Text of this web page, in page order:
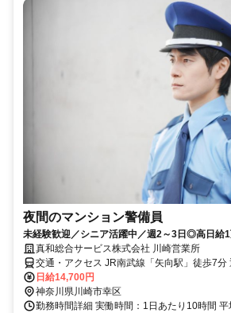
夜間のマンション警備員
未経験歓迎／シニア活躍中／週2～3日◎高日給
真和総合サービス株式会社 川崎営業所
交通・アクセス JR南武線「矢向駅」徒歩7分
す！
日給14,700円
神奈川県川崎市幸区
勤務時間詳細 実働時間：1日あたり10時間